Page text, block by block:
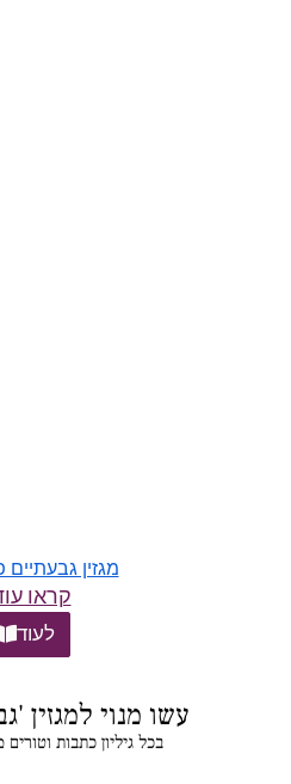
מגזין גבעתיים
קראו
לעוד
עשו מנוי למגזין
בכל גיליון כתבות וטורים